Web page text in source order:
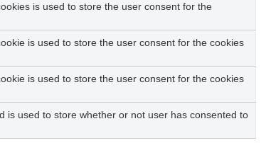
is used to store the user consent for the
is used to store the user consent for the cookies
is used to store the user consent for the cookies
is used to store whether or not user has consented to